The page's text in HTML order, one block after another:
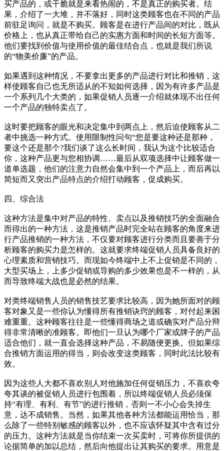
买产品的，或干脆就是来看热闹的，不是真正的购买者。结
果，介绍了一大堆，并不落好，同时这类顾客也在不同的产品
前驻足询问，就是不购买。顾客是在进行产品间的对比，既从
价格上，也从真正带给自己的实惠方面和时间的长短方面等。
他们要找到价值与使用价值的最佳结合点，也就是我们所说
的“物美价廉”的产品。
如果遇到这种情况，不要拿出更多的产品进行对比和推销，这
样使顾客自己也无所适从的不知如何选择，因为有许多产品是
一个系列几个大类的，如果促销人员逐一介绍就体现不出任何
一个产品的独特卖点了。
这时要把顾客的眼光和决定集中到两点上，然后迫使顾客从二
者中挑选一种方式。使用限制性问句“您是要这种还是那种，
要这个还是那个?我们谈了这么长时间，我认为这个比较适合
你，这种产品更与您相协调……最后从双项选择中让顾客做一
道单选题，他们的注意力自然会集中到一个产品上，而后再以
简短而又突出产品特点的介绍打动顾客，促成购买。
四、综合法
这种方法是集中对产品的特性、卖点以及推销技巧的全面融合
而得出的一种方法，这是推销产品时完全站在顾客的角度来进
行产品推销的一种方法，不仅要对顾客进行分类而且要善于分
析顾客的购买力是怎样的。这就要求终端促销人员具备良好的
心理素质和营销技巧。而现如今终端中上不上促销是不同的，
大型买场上，上多少促销或导购的多少效果也是不一样的，从
而导致终端大战也是必然的结果。
对类终端销售人员的销售技艺要求比较高，因为她所面对的顾
客对象又是一些你认为懂得所有推销诀窍的顾客，对付起来困
难重重。这种顾客往往是一些懂得商场之道或确实对产品分辩
得非常清晰的准顾客。即他们一旦认为哪个厂家或牌子的产品
适合他们，就一直会选择这种产品，不易随便更换。但如果综
合推销方面运用的得当，则会改变这类顾客，同时此法比较有
效。
因为这些人大都不喜欢别人对他施加任何促销压力，不喜欢夸
夸其谈的被促销人员进行包围着，所以终端促销人员必须保
持“有理、有利、有节”的进行推销，否则一不小心会失掉生
意，达不成销售。当然，如果其他各种方法都能运用恰当，那
么除了一些特别敏感的顾客以外，也不应该怀疑其中含有过分
的压力。这种方法就是当你结束一次买卖时，可将你所提供的
论据简单的加以总结，然后向他提出让其购买的要求。用意是